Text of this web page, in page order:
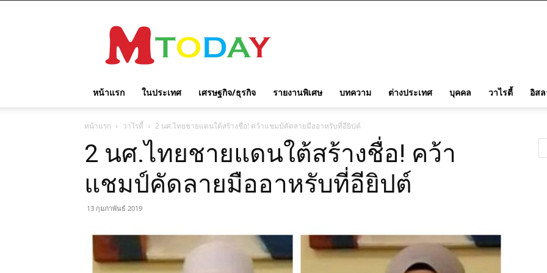
TODAY
หน้าแรก ในประเทศ เศรษฐกิจ/ธุรกิจ รายงานพิเศษ บทความ ต่างประเทศ บุคคล วาไรตี้ อิส
หน้าแรก วาไรตี้ 2 นศ.ไทยชายแดนใต้สร้างชื่อ! คว้าแชมป์คัดลายมืออาหรับที่อียิปต์
2 นศ.ไทยชายแดนใต้สร้างชื่อ! คว้า
แชมป์คัดลายมืออาหรับที่อียิปต์
13 กุมภาพันธ์ 2019